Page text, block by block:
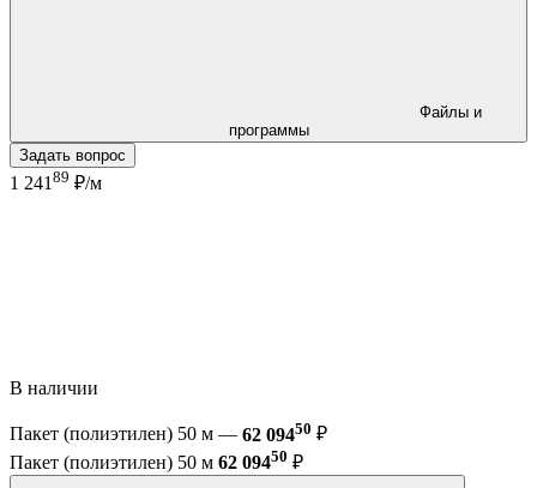
программы
Задать вопрос
1 241 89 ₽/м
В наличии
Пакет (полиэтилен) 50 м — 62 09450 ₽
Пакет (полиэтилен) 50 м 62 09450 ₽